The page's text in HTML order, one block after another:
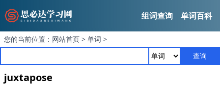
组词查询 单词百科
您的当前位置： 网站首页 > 单词 >
查询
juxtapose